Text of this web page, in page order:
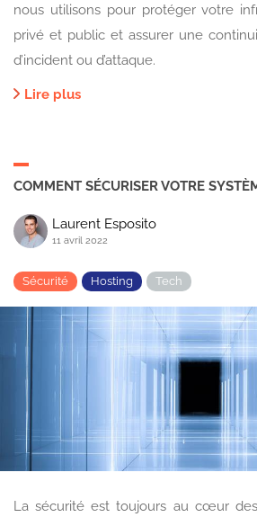
nous utilisons pour protéger votre
privé et public et assurer une
d’incident ou d’attaque.
Lire plus
COMMENT SÉCURISER VOTRE
Laurent Esposito
11 avril 2022
Sécurité Hosting Tech
La sécurité est toujours au cœur